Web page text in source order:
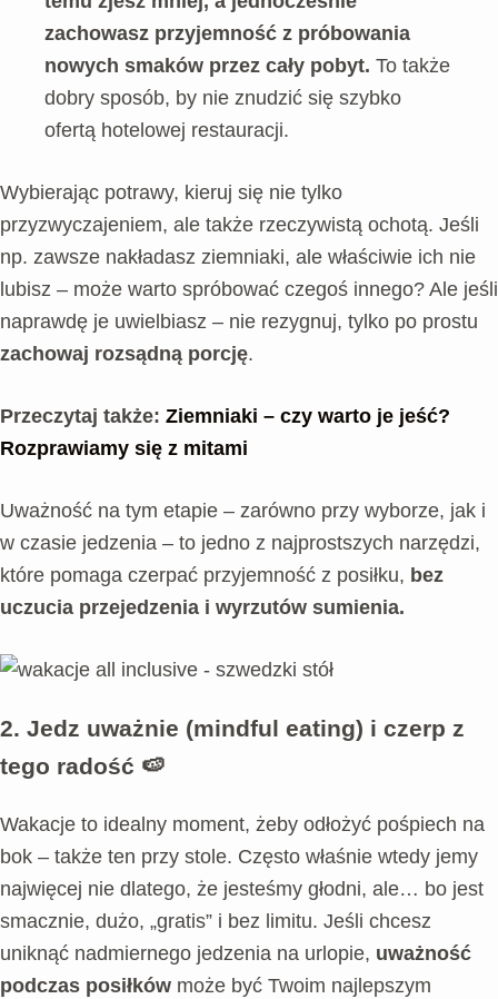
zachowasz przyjemność z próbowania
nowych smaków przez cały pobyt. To także
dobry sposób, by nie znudzić się szybko
ofertą hotelowej restauracji.
Wybierając potrawy, kieruj się nie tylko
przyzwyczajeniem, ale także rzeczywistą ochotą. Jeśli
np. zawsze nakładasz ziemniaki, ale właściwie ich nie
lubisz – może warto spróbować czegoś innego? Ale jeśli
naprawdę je uwielbiasz – nie rezygnuj, tylko po prostu
zachowaj rozsądną porcję.
Przeczytaj także: Ziemniaki – czy warto je jeść?
Rozprawiamy się z mitami
Uważność na tym etapie – zarówno przy wyborze, jak i
w czasie jedzenia – to jedno z najprostszych narzędzi,
które pomaga czerpać przyjemność z posiłku, bez
uczucia przejedzenia i wyrzutów sumienia.
2. Jedz uważnie (mindful eating) i czerp z
tego radość 🍉
Wakacje to idealny moment, żeby odłożyć pośpiech na
bok – także ten przy stole. Często właśnie wtedy jemy
najwięcej nie dlatego, że jesteśmy głodni, ale… bo jest
smacznie, dużo, „gratis” i bez limitu. Jeśli chcesz
uniknąć nadmiernego jedzenia na urlopie, uważność
podczas posiłków może być Twoim najlepszym